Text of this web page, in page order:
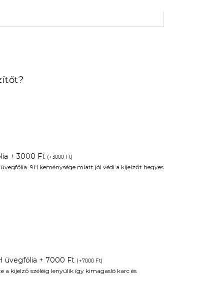
Ft.
+ 3000 Ft (+3000 Ft)
9H keménysége miatt jól védi a kijelzőt hegyes
üvegfólia + 7000 Ft (+7000 Ft)
a kijelző széléig lenyúlik így kimagasló karc és